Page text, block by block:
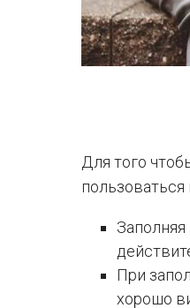
Для того
При
хорошо